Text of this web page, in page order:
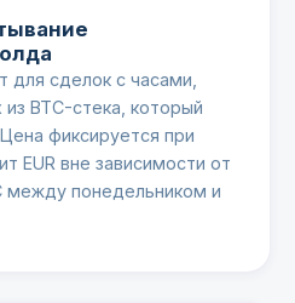
для сделок с часами,
BTC-стека, который
фиксируется при
EUR вне зависимости от
между понедельником и